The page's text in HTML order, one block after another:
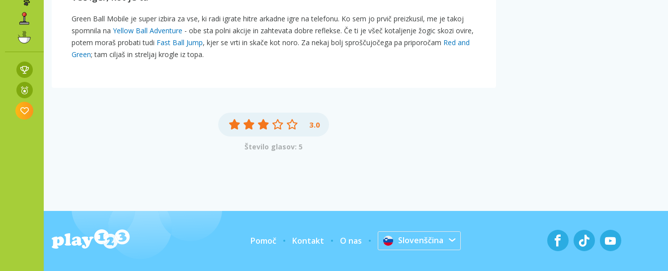
Green Ball Mobile je super izbira za vse, ki radi igrate hitre arkadne igre na telefonu. Ko sem jo prvič preizkusil, me je takoj
spomnila na Yellow Ball Adventure - obe sta polni akcije in zahtevata dobre reflekse. Če ti je všeč kotaljenje žogic skozi ovire,
potem moraš probati tudi Fast Ball Jump, kjer se vrti in skače kot noro. Za nekaj bolj sproščujočega pa priporočam Red and
Green; tam ciljaš in streljaj krogle iz topa.
3.0
Število glasov: 5
Pomoč Kontakt O nas Slovenščina